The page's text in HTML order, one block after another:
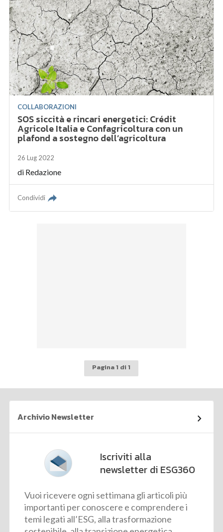
COLLABORAZIONI
SOS siccità e rincari energetici: Crédit
Agricole Italia e Confagricoltura con un
plafond a sostegno dell’agricoltura
26 Lug 2022
di Redazione
Condividi
Pagina 1 di 1
Archivio Newsletter
Iscriviti alla
newsletter di ESG360
Vuoi ricevere ogni settimana gli articoli più
importanti per conoscere e comprendere i
temi legati all’ESG, alla trasformazione